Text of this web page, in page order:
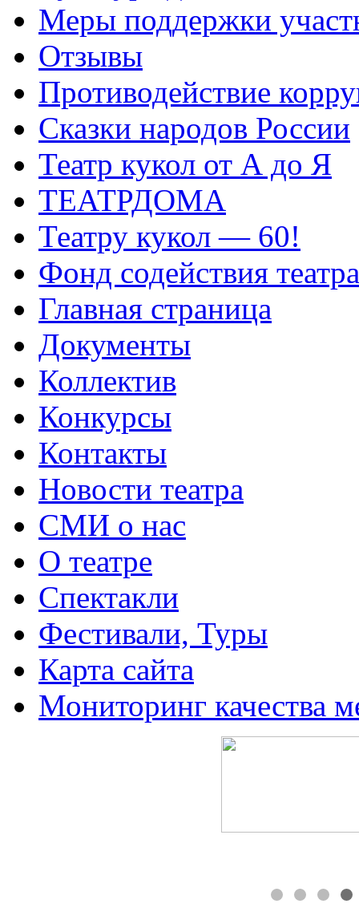
Меры поддержки
Отзывы
Противодействие
Сказки народов России
Театр кукол от А до Я
ТЕАТРДОМА
Театру кукол — 60!
Фонд содействия
Главная страница
Документы
Коллектив
Конкурсы
Контакты
Новости театра
СМИ о нас
О театре
Спектакли
Фестивали, Туры
Карта сайта
Мониторинг качества